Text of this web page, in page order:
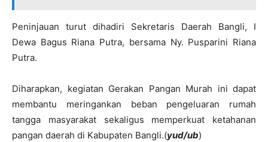
Peninjauan turut dihadiri Sekretaris Daerah Bangli, I
Dewa Bagus Riana Putra, bersama Ny. Pusparini Riana
Putra.
Diharapkan, kegiatan Gerakan Pangan Murah ini dapat
membantu meringankan beban pengeluaran rumah
tangga masyarakat sekaligus memperkuat ketahanan
pangan daerah di Kabupaten Bangli.(yud/ub)